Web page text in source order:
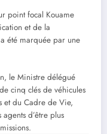
point focal Kouame
et de la
été marquée par une
le Ministre délégué
cinq clés de véhicules
et du Cadre de Vie,
d’être plus